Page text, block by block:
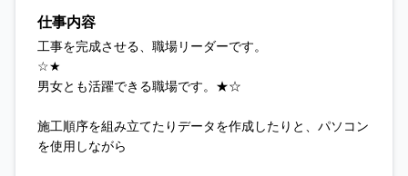
仕事内容
工事を完成させる、職場リーダーです。
☆★
男女とも活躍できる職場です。★☆
施工順序を組み立てたりデータを作成したりと、パソコン
を使用しながら